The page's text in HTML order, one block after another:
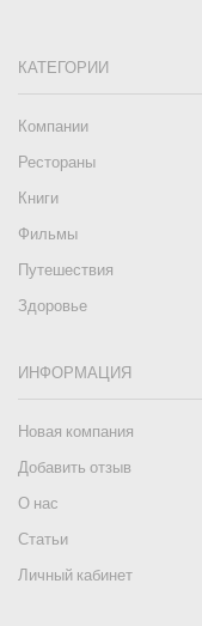
КАТЕГОРИИ
Компании
Рестораны
Книги
Фильмы
Путешествия
Здоровье
ИНФОРМАЦИЯ
Новая компания
Добавить отзыв
О нас
Статьи
Личный кабинет